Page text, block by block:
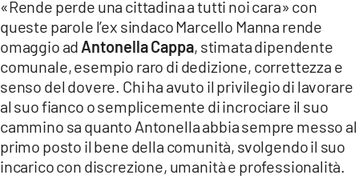
LACTV.IT
LACONAIR.IT
LACITYMAG.IT
ILREGGINO.IT
COSENZACHANNEL.IT
ILVIBONESE.IT
«Rende perde una cittadina a tutti noi cara» con
queste parole l’ex sindaco Marcello Manna rende
omaggio ad Antonella Cappa, stimata dipendente
comunale, esempio raro di dedizione, correttezza e
senso del dovere. Chi ha avuto il privilegio di lavorare
al suo fianco o semplicemente di incrociare il suo
cammino sa quanto Antonella abbia sempre messo al
primo posto il bene della comunità, svolgendo il suo
incarico con discrezione, umanità e professionalità.